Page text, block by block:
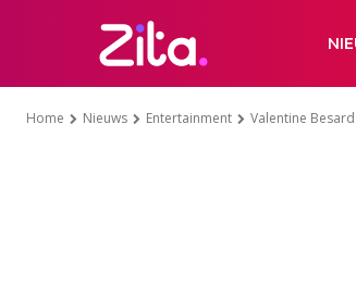
Home Nieuws Entertainment Valentine